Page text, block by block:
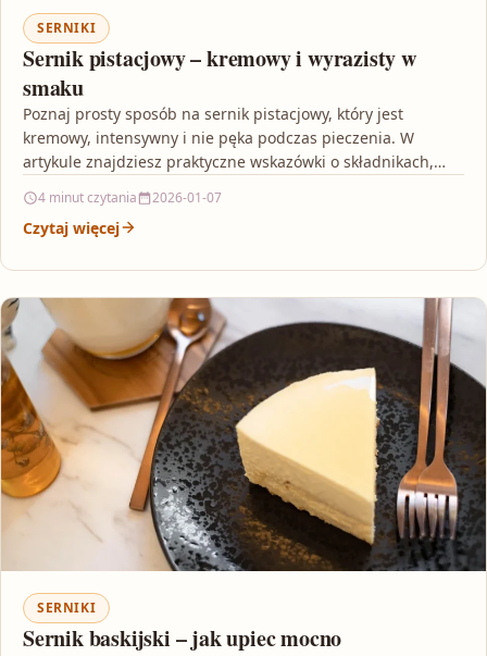
SERNIKI
Sernik pistacjowy – kremowy i wyrazisty w
smaku
Poznaj prosty sposób na sernik pistacjowy, który jest
kremowy, intensywny i nie pęka podczas pieczenia. W
artykule znajdziesz praktyczne wskazówki o składnikach,
4 minut czytania 2026-01-07
Czytaj więcej
SERNIKI
Sernik baskijski – jak upiec mocno